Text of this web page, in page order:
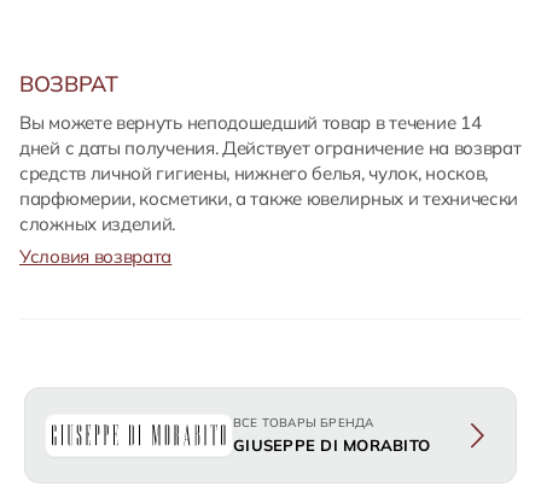
ВОЗВРАТ
Вы можете вернуть неподошедший товар в течение 14
дней с даты получения. Действует ограничение на возврат
средств личной гигиены, нижнего белья, чулок, носков,
парфюмерии, косметики, а также ювелирных и технически
сложных изделий.
Условия возврата
ВСЕ ТОВАРЫ БРЕНДА
GIUSEPPE DI MORABITO